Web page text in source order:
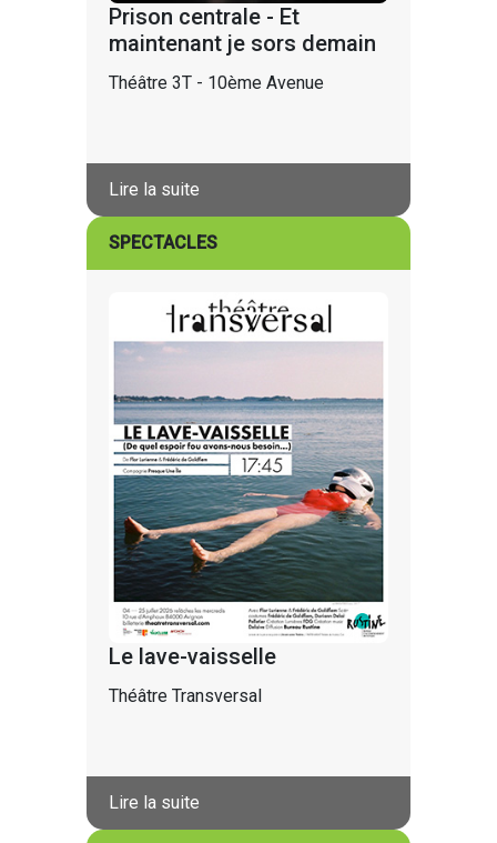
Prison centrale - Et
maintenant je sors demain
Théâtre 3T - 10ème Avenue
Lire la suite
SPECTACLES
Le lave-vaisselle
Théâtre Transversal
Lire la suite